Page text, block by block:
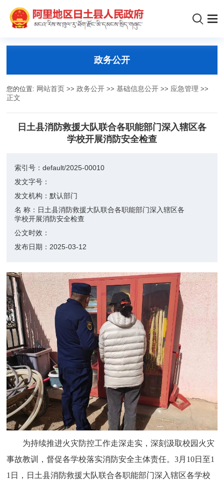
政务公开
您的位置: 网站首页 >>政务公开 >>基础信息公开 >> 应急管理 >>
正文
日土县消防救援大队联合各职能部门深入辖区各
学校开展消防安全检查
索引号：default/2025-00010
发文字号：
发文机构：默认部门
名 称： 日土县消防救援大队联合各职能部门深入辖区各
学校开展消防安全检查
公文时效：
发布日期： 2025-03-12
为持续推进火灾防控工作走深走实，深刻汲取校园火灾
事故教训，督促各学校落实消防安全主体责任。3月10日至1
1日，日土县消防救援大队联合各职能部门深入辖区各学校